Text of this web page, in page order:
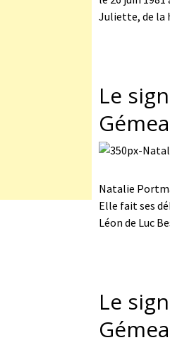
Juliette, de la
Le
Natalie
Elle fait ses
Léon de Luc
Le